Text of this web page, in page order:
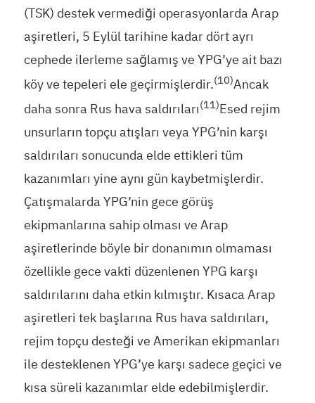
(TSK) destek vermediği operasyonlarda Arap
aşiretleri, 5 Eylül tarihine kadar dört ayrı
cephede ilerleme sağlamış ve YPG’ye ait bazı
köy ve tepeleri ele geçirmişlerdir.(10)Ancak
daha sonra Rus hava saldırıları(11)Esed rejim
unsurların topçu atışları veya YPG’nin karşı
saldırıları sonucunda elde ettikleri tüm
kazanımları yine aynı gün kaybetmişlerdir.
Çatışmalarda YPG’nin gece görüş
ekipmanlarına sahip olması ve Arap
aşiretlerinde böyle bir donanımın olmaması
özellikle gece vakti düzenlenen YPG karşı
saldırılarını daha etkin kılmıştır. Kısaca Arap
aşiretleri tek başlarına Rus hava saldırıları,
rejim topçu desteği ve Amerikan ekipmanları
ile desteklenen YPG’ye karşı sadece geçici ve
kısa süreli kazanımlar elde edebilmişlerdir.